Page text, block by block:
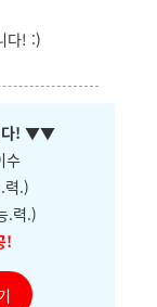
다! :)
! ▼▼
수
력.)
.력.)
!